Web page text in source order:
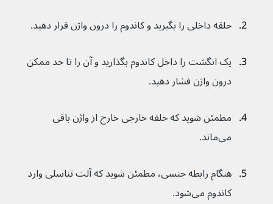
حلقه داخلی را بگیرید و کاندوم را درون واژن قرار دهید.
یک انگشت را داخل کاندوم بگذارید و آن را تا حد ممکن
درون واژن فشار دهید.
مطمئن شوید که حلقه خارجی خارج از واژن باقی
می‌ماند.
هنگام رابطه جنسی، مطمئن شوید که آلت تناسلی وارد
کاندوم می‌شود.